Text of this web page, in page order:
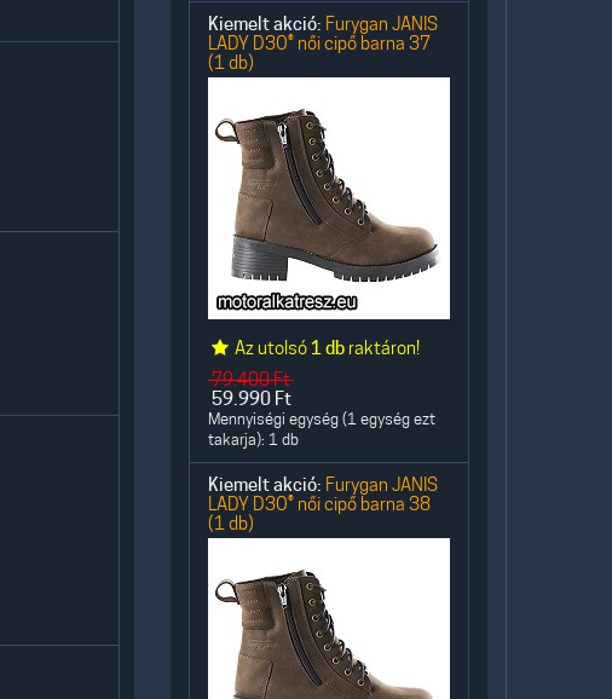
Kiemelt akció: Furygan JANIS
LADY D3O® női cipő barna 37
(1 db)
Az utolsó 1 db raktáron!
79.400Ft
59.990 Ft
Mennyiségi egység (1 egység ezt
takarja): 1 db
Kiemelt akció: Furygan JANIS
LADY D3O® női cipő barna 38
(1 db)